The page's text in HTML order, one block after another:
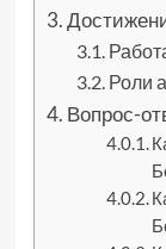
Роли
Вопрос-